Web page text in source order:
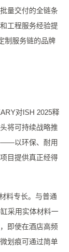
量交付的全链条
工程服务经验提
制服务链的品牌
对ISH 2025释
将可持续战略推
——以环保、耐用
目提供真正经得
料专长。与普通
采用实体材料一
即使在酒店高频
划痕可通过简单